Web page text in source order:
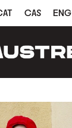
CAS ENG